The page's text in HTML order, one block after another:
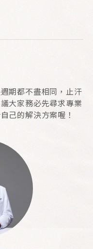
期都不盡相同，止汗
大家務必先尋求專業
己的解決方案喔！